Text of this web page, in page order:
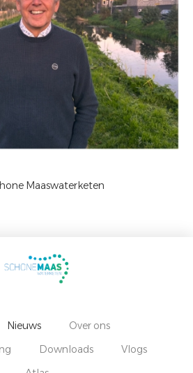
Maaswaterketen
Nieuws
Over ons
Downloads
Vlogs